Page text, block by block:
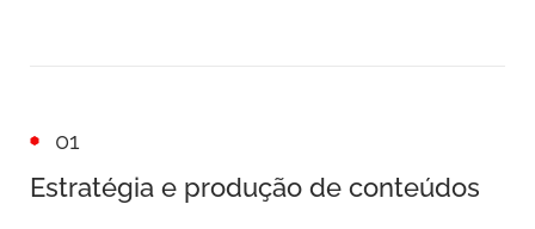
01
Estratégia e produção de conteúdos